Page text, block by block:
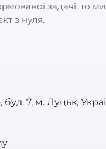
задачі, то ми
з нуля.
7, м. Луцьк,